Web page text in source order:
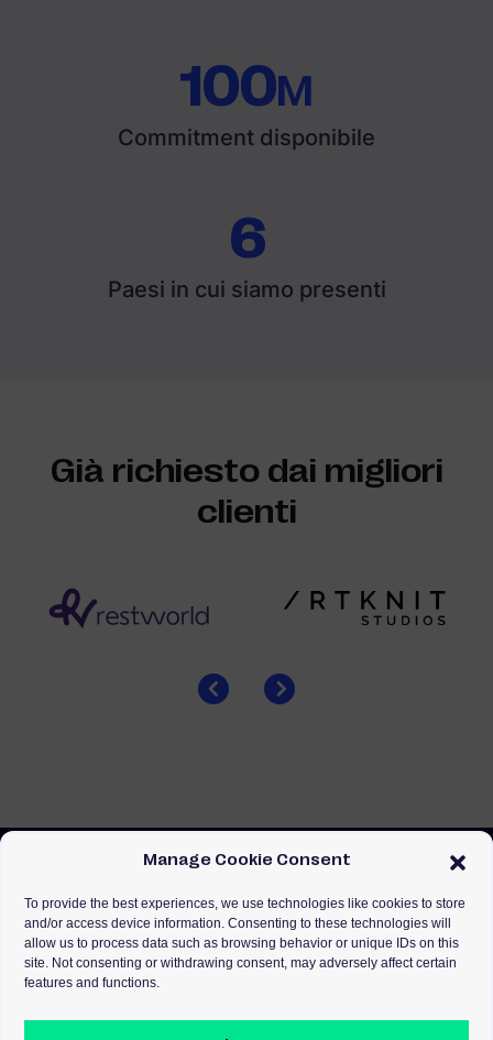
Manage Cookie Consent
To provide the best experiences, we use technologies like cookies to store
and/or access device information. Consenting to these technologies will
allow us to process data such as browsing behavior or unique IDs on this
site. Not consenting or withdrawing consent, may adversely affect certain
features and functions.
100M
Commitment disponibile
6
Paesi in cui siamo presenti
Già richiesto dai migliori
clienti